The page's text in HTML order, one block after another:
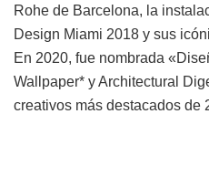
Rohe de Barcelona, la
Design Miami 2018 y sus
En 2020, fue nombrada
Wallpaper* y Architectural
creativos más destacados de